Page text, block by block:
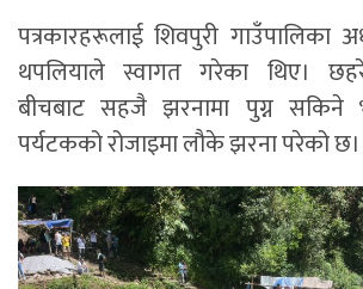
पत्रकारहरूलाई शिवपुरी गाउँपालिका
थपलियाले स्वागत गरेका थिए।
बीचबाट सहजै झरनामा पुग्न सकिने
पर्यटकको रोजाइमा लौके झरना परेको छ।